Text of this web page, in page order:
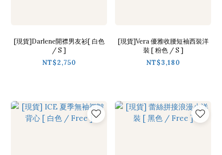
[現貨]Darlene開襟男友衫[ 白色
/ S ]
NT$2,750
[現貨]Vera 優雅收腰短袖西裝洋
裝 [ 粉色 / S ]
NT$3,180